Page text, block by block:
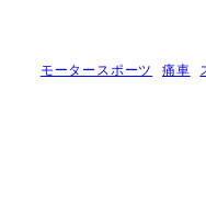
モータースポーツ 痛車